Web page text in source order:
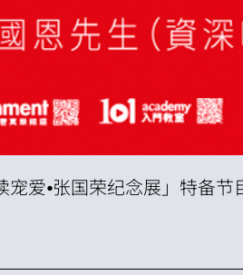
宠爱⦁张国荣纪念展」特备